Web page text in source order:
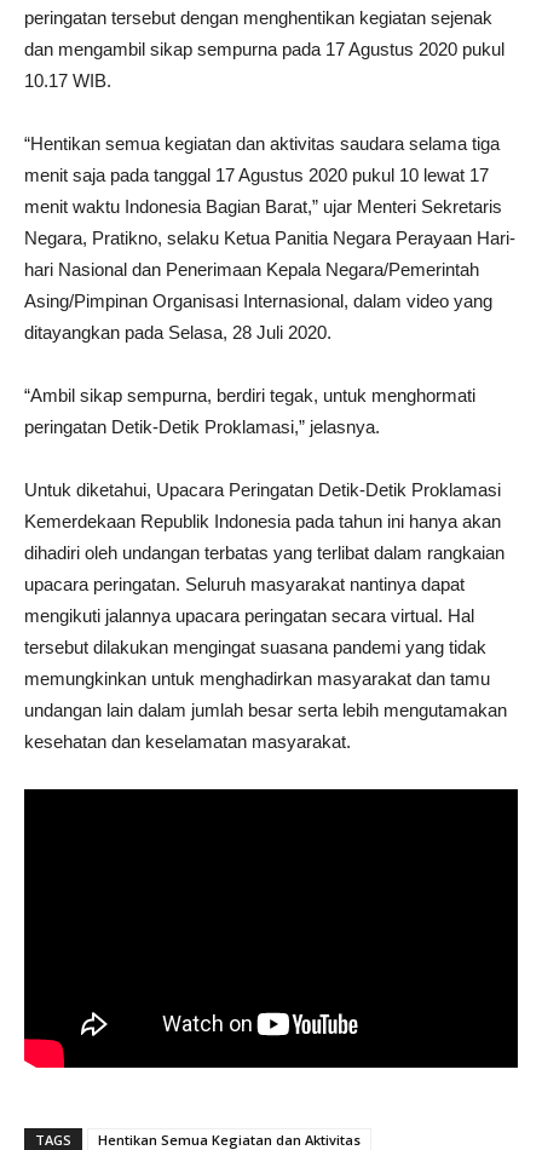
peringatan tersebut dengan menghentikan kegiatan sejenak
dan mengambil sikap sempurna pada 17 Agustus 2020 pukul
10.17 WIB.
“Hentikan semua kegiatan dan aktivitas saudara selama tiga
menit saja pada tanggal 17 Agustus 2020 pukul 10 lewat 17
menit waktu Indonesia Bagian Barat,” ujar Menteri Sekretaris
Negara, Pratikno, selaku Ketua Panitia Negara Perayaan Hari-
hari Nasional dan Penerimaan Kepala Negara/Pemerintah
Asing/Pimpinan Organisasi Internasional, dalam video yang
ditayangkan pada Selasa, 28 Juli 2020.
“Ambil sikap sempurna, berdiri tegak, untuk menghormati
peringatan Detik-Detik Proklamasi,” jelasnya.
Untuk diketahui, Upacara Peringatan Detik-Detik Proklamasi
Kemerdekaan Republik Indonesia pada tahun ini hanya akan
dihadiri oleh undangan terbatas yang terlibat dalam rangkaian
upacara peringatan. Seluruh masyarakat nantinya dapat
mengikuti jalannya upacara peringatan secara virtual. Hal
tersebut dilakukan mengingat suasana pandemi yang tidak
memungkinkan untuk menghadirkan masyarakat dan tamu
undangan lain dalam jumlah besar serta lebih mengutamakan
kesehatan dan keselamatan masyarakat.
TAGS
Hentikan Semua Kegiatan dan Aktivitas